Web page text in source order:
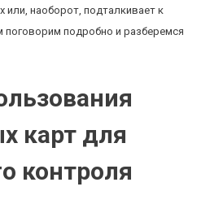
или, наоборот, подталкивает к
поговорим подробно и разберемся
карт для
контроля